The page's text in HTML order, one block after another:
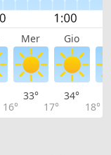
Mer Gio
16°
33°
17°
34°
18°